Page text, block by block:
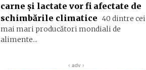
carne şi lactate vor fi afectate de
schimbările climatice 40 dintre cei
mai mari producători mondiali de
alimente...
‹ adv ›